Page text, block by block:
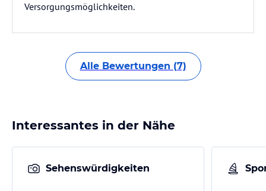
Versorgungsmöglichkeiten.
Alle Bewertungen (7)
Interessantes in der Nähe
Sehenswürdigkeiten